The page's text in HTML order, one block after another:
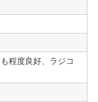
程度良好、ラジコ